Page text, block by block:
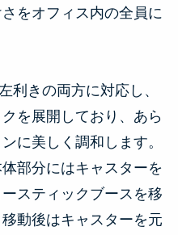
をオフィス内の全員に
利きの両方に対応し、
を展開しており、あら
に美しく調和します。
部分にはキャスターを
スティックブースを移
動後はキャスターを元